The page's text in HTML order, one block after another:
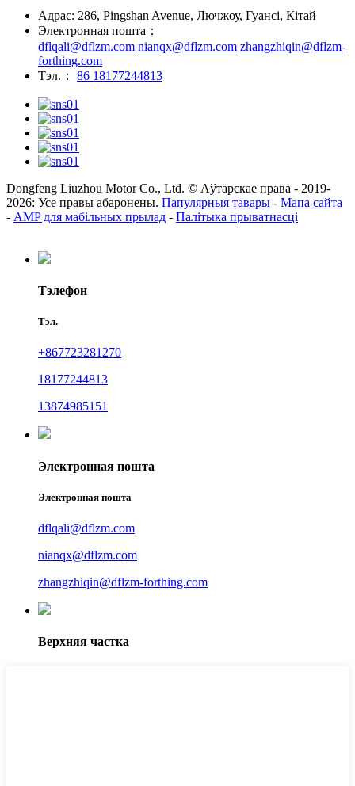
Адрас: 286, Pingshan Avenue, Лючжоу, Гуансі, Кітай
Электронная пошта：
dflqali@dflzm.com nianqx@dflzm.com zhangzhiqin@dflzm-
forthing.com
Тэл.：
86 18177244813
Dongfeng Liuzhou Motor Co., Ltd. © Аўтарскае права - 2019-
2026: Усе правы абаронены. Папулярныя тавары - Мапа сайта
- AMP для мабільных прылад - Палітыка прыватнасці
Тэлефон
Тэл.
+867723281270
18177244813
13874985151
Электронная пошта
Электронная пошта
dflqali@dflzm.com
nianqx@dflzm.com
zhangzhiqin@dflzm-forthing.com
Верхняя частка